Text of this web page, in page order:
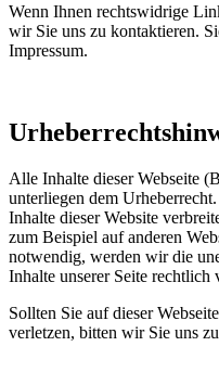
Wenn Ihnen rechtswidrige
wir Sie uns zu kontaktieren.
Impressum.
Alle Inhalte dieser Webseite
unterliegen dem
Inhalte dieser Website
zum Beispiel auf anderen
notwendig, werden wir die
Inhalte unserer Seite rechtlich
Sollten Sie auf dieser
verletzen, bitten wir Sie uns